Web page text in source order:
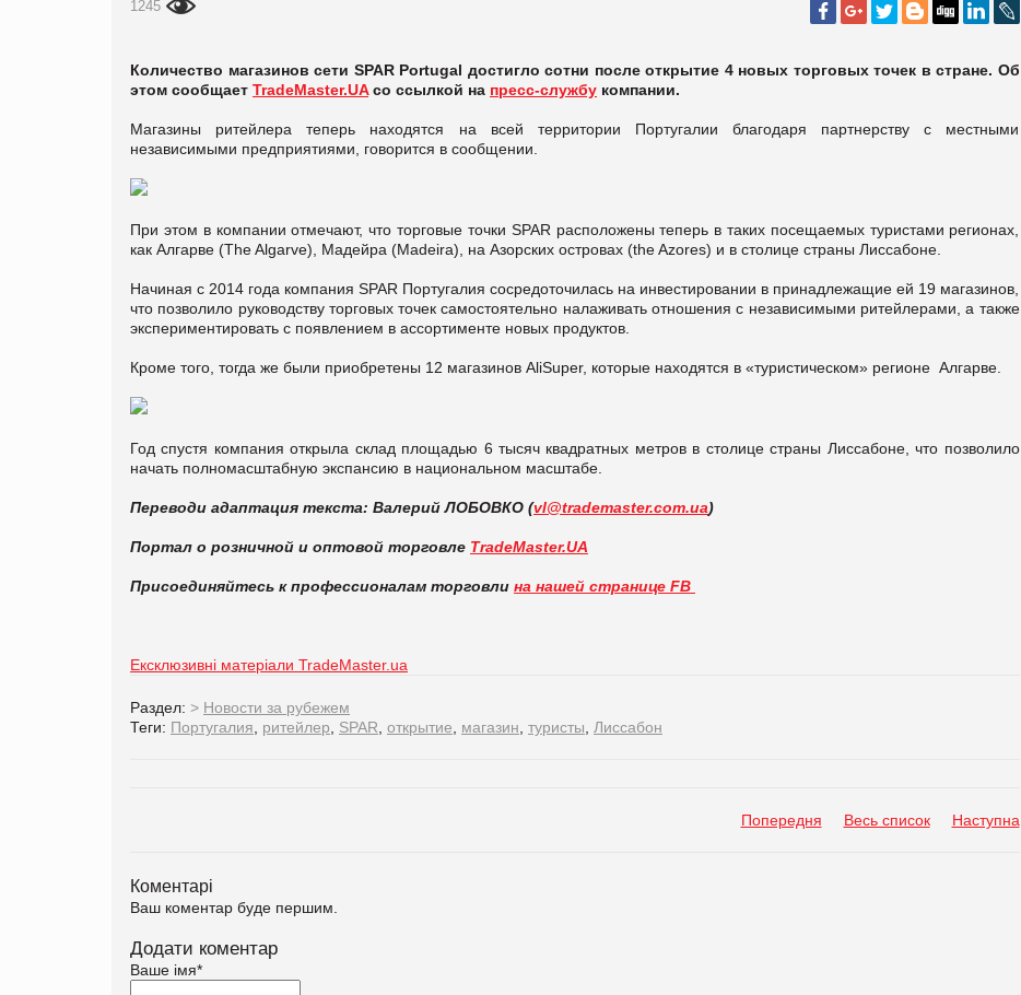
1245
Количество магазинов сети SPAR Portugal достигло сотни после открытие 4 новых торговых точек в стране. Об
этом сообщает TradeMaster.UAсо ссылкой на пресс-службу компании.
Магазины ритейлера теперь находятся на всей территории Португалии благодаря партнерству с местными
независимыми предприятиями, говорится в сообщении.
При этом в компании отмечают, что торговые точки SPAR расположены теперь в таких посещаемых туристами регионах,
как Алгарве (The Algarve), Мадейра (Madeira), на Азорских островах (the Azores) и в столице страны Лиссабоне.
Начиная с 2014 года компания SPAR Португалия сосредоточилась на инвестировании в принадлежащие ей 19 магазинов,
что позволило руководству торговых точек самостоятельно налаживать отношения с независимыми ритейлерами, а также
экспериментировать с появлением в ассортименте новых продуктов.
Кроме того, тогда же были приобретены 12 магазинов AliSuper, которые находятся в «туристическом» регионе Алгарве.
Год спустя компания открыла склад площадью 6 тысяч квадратных метров в столице страны Лиссабоне, что позволило
начать полномасштабную экспансию в национальном масштабе.
Переводи адаптация текста: Валерий ЛОБОВКО (vl@trademaster.com.ua)
Портал о розничной и оптовой торговле TradeMaster.UA
Присоединяйтесь к профессионалам торговли на нашей странице FB
Ексклюзивні матеріали TradeMaster.ua
Раздел: > Новости за рубежем
Теги: Португалия ритейлер SPAR открытие магазин туристы Лиссабон
Попередня Весь список Наступна
Коментарі
Ваш коментар буде першим.
Додати коментар
Ваше імя*